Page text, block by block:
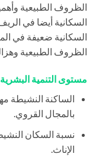
الظروف الطبيعية
السكانية أيضا في
السكانية ضعيفة في
الظروف الطبيعية
مستوى التنمية
الساكنة النشيطة
بالمجال القروي.
نسبة السكان
الإناث.